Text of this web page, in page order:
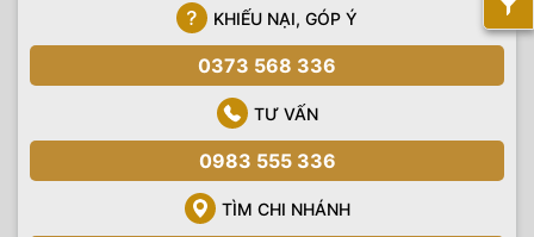
KHIẾU NẠI, GÓP Ý
0373 568 336
TƯ VẤN
0983 555 336
TÌM CHI NHÁNH